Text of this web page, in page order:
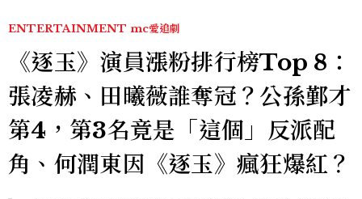
ENTERTAINMENT mc愛追劇
《逐玉》演員漲粉排行榜Top 8：
張凌赫、田曦薇誰奪冠？公孫鄞才
第4，第3名竟是「這個」反派配
角、何潤東因《逐玉》瘋狂爆紅？